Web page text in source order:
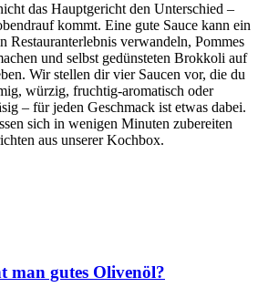
das Hauptgericht den Unterschied –
kommt. Eine gute Sauce kann ein
Restauranterlebnis verwandeln, Pommes
und selbst gedünsteten Brokkoli auf
Wir stellen dir vier Saucen vor, die du
würzig, fruchtig-aromatisch oder
– für jeden Geschmack ist etwas dabei.
sich in wenigen Minuten zubereiten
aus unserer Kochbox.
man gutes Olivenöl?